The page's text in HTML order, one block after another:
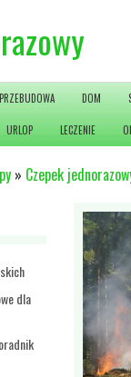
PRZEBUDOWA DOM
URLOP LECZENIE
» Czepek
dla